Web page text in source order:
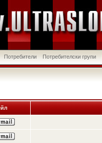
Потребители Потребителски групи